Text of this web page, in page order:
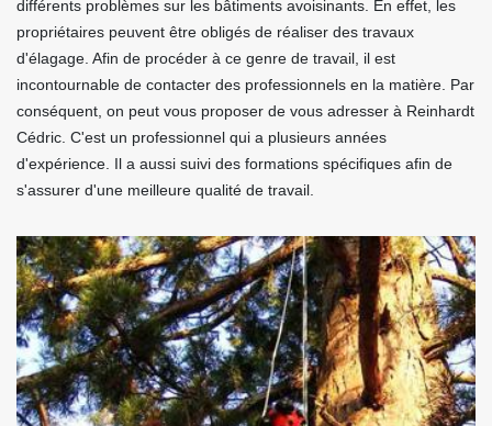
différents problèmes sur les bâtiments avoisinants. En effet, les
propriétaires peuvent être obligés de réaliser des travaux
d'élagage. Afin de procéder à ce genre de travail, il est
incontournable de contacter des professionnels en la matière. Par
conséquent, on peut vous proposer de vous adresser à Reinhardt
Cédric. C'est un professionnel qui a plusieurs années
d'expérience. Il a aussi suivi des formations spécifiques afin de
s'assurer d'une meilleure qualité de travail.